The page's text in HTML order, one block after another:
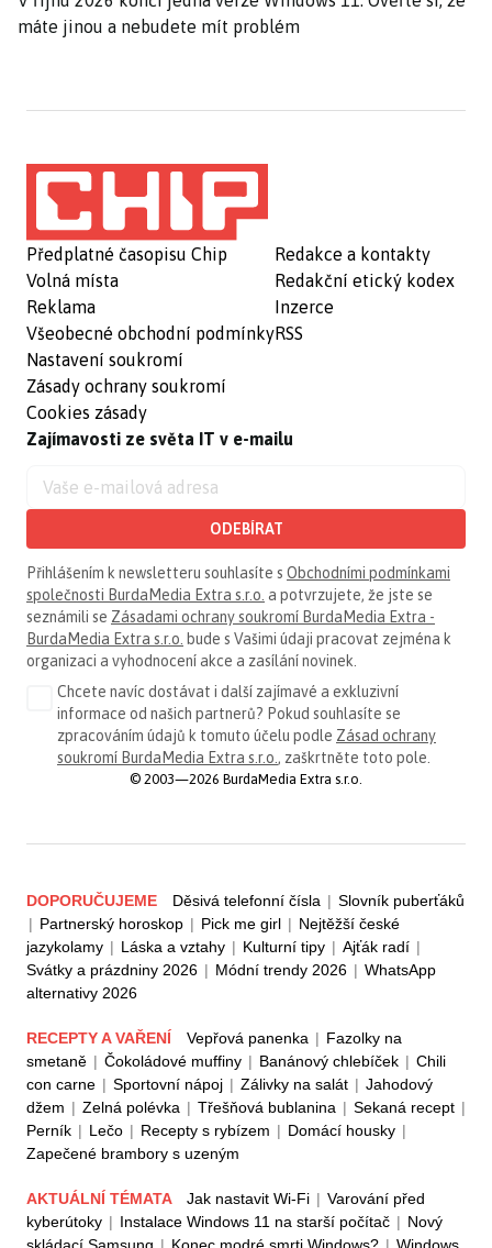
máte jinou a nebudete mít problém
Předplatné časopisu Chip
Volná místa
Reklama
Všeobecné obchodní podmínky
Nastavení soukromí
Zásady ochrany soukromí
Cookies zásady
Redakce a kontakty
Redakční etický kodex
Inzerce
RSS
Zajímavosti ze světa IT v e-mailu
ODEBÍRAT
Přihlášením k newsletteru souhlasíte s Obchodními podmínkami
společnosti BurdaMedia Extra s.r.o. a potvrzujete, že jste se
seznámili se Zásadami ochrany soukromí BurdaMedia Extra -
BurdaMedia Extra s.r.o. bude s Vašimi údaji pracovat zejména k
organizaci a vyhodnocení akce a zasílání novinek.
Chcete navíc dostávat i další zajímavé a exkluzivní
informace od našich partnerů? Pokud souhlasíte se
zpracováním údajů k tomuto účelu podle Zásad ochrany
soukromí BurdaMedia Extra s.r.o., zaškrtněte toto pole.
© 2003—2026 BurdaMedia Extra s.r.o.
DOPORUČUJEME Děsivá telefonní čísla | Slovník puberťáků
| Partnerský horoskop | Pick me girl | Nejtěžší české
jazykolamy | Láska a vztahy | Kulturní tipy | Ajťák radí |
Svátky a prázdniny 2026 | Módní trendy 2026 | WhatsApp
alternativy 2026
RECEPTY A VAŘENÍ Vepřová panenka | Fazolky na
smetaně | Čokoládové muffiny | Banánový chlebíček | Chili
con carne | Sportovní nápoj | Zálivky na salát | Jahodový
džem | Zelná polévka | Třešňová bublanina | Sekaná recept |
Perník | Lečo | Recepty s rybízem | Domácí housky |
Zapečené brambory s uzeným
AKTUÁLNÍ TÉMATA Jak nastavit Wi-Fi | Varování před
kyberútoky | Instalace Windows 11 na starší počítač | Nový